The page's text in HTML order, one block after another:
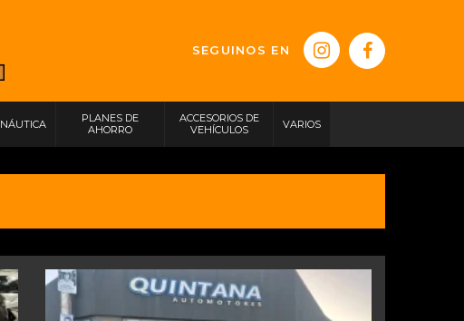
SEGUINOS EN
NÁUTICA
PLANES DE
AHORRO
ACCESORIOS DE
VEHÍCULOS
VARIOS